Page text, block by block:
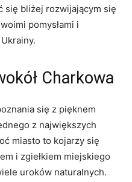
się bliżej rozwijającym się
pomysłami i
Charkowa
się z pięknem
​z największych
miasto to⁢ kojarzy ⁢się
i zgiełkiem miejskiego
uroków naturalnych.